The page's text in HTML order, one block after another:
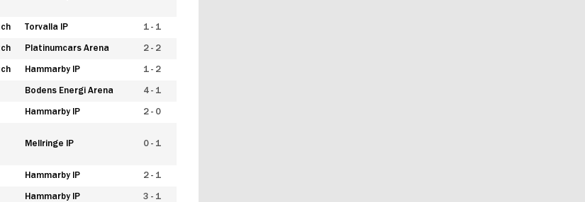
Torvalla IP 1 - 1
Platinumcars Arena 2 - 2
Hammarby IP 1 - 2
Bodens Energi Arena 4 - 1
Hammarby IP 2 - 0
Mellringe IP 0 - 1
Hammarby IP 2 - 1
Hammarby IP 3 - 1